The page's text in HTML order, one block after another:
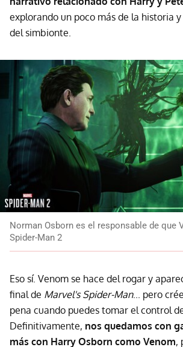
explorando un poco más de la historia
del simbionte.
Norman Osborn es el responsable de que
Spider-Man 2
Eso sí. Venom se hace del rogar y
final de Marvel's Spider-Man... pero
pena cuando puedes tomar el control
Definitivamente, nos quedamos con
más con Harry Osborn como Venom,